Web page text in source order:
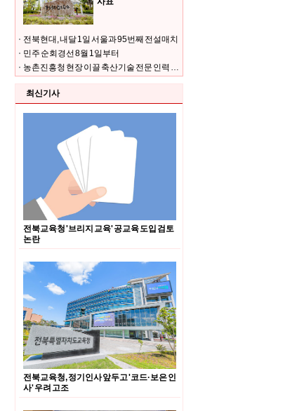
전북현대, 내달 1일 서울과 95번째 전설매치
민주 순회경선 8월 1일부터
농촌진흥청 현장 이끌 축산기술 전문 인력 키운다
최신기사
전북교육청 '브리지 교육' 공교육 도입 검토
논란
전북교육청, 정기인사 앞두고 '코드·보은 인
사' 우려 고조